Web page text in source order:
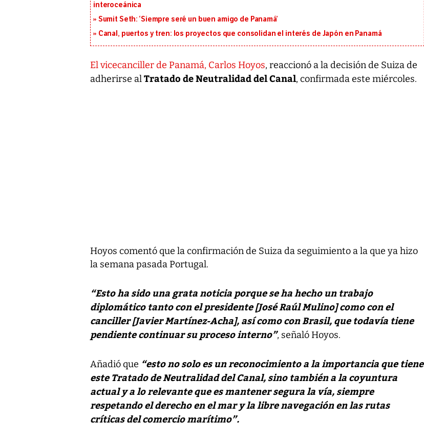
interoceánica
Sumit Seth: ‘Siempre seré un buen amigo de Panamá’
Canal, puertos y tren: los proyectos que consolidan el interés de Japón en Panamá
El vicecanciller de Panamá, Carlos Hoyos, reaccionó a la decisión de Suiza de
adherirse alTratado de Neutralidad del Canal, confirmada este miércoles.
Hoyos comentó que la confirmación de Suiza da seguimiento a la que ya hizo
la semana pasada Portugal.
“Esto ha sido una grata noticia porque se ha hecho un trabajo
diplomático tanto con el presidente [José Raúl Mulino] como con el
canciller [Javier Martínez-Acha], así como con Brasil, que todavía tiene
pendiente continuar su proceso interno”, señaló Hoyos.
Añadió que “esto no solo es un reconocimiento a la importancia que tiene
esteTratado de Neutralidad del Canal, sino también a la coyuntura
actual y a lo relevante que es mantener segura la vía, siempre
respetando el derecho en el mar y la libre navegación en las rutas
críticas del comercio marítimo”.